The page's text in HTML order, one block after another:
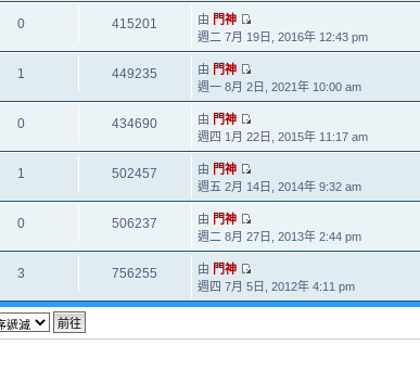
0 415201 由 門神
週二 7月 19日, 2016年 12:43 pm
1 449235 由 門神
週一 8月 2日, 2021年 10:00 am
0 434690 由 門神
週四 1月 22日, 2015年 11:17 am
1 502457 由 門神
週五 2月 14日, 2014年 9:32 am
0 506237 由 門神
週二 8月 27日, 2013年 2:44 pm
3 756255 由 門神
週四 7月 5日, 2012年 4:11 pm